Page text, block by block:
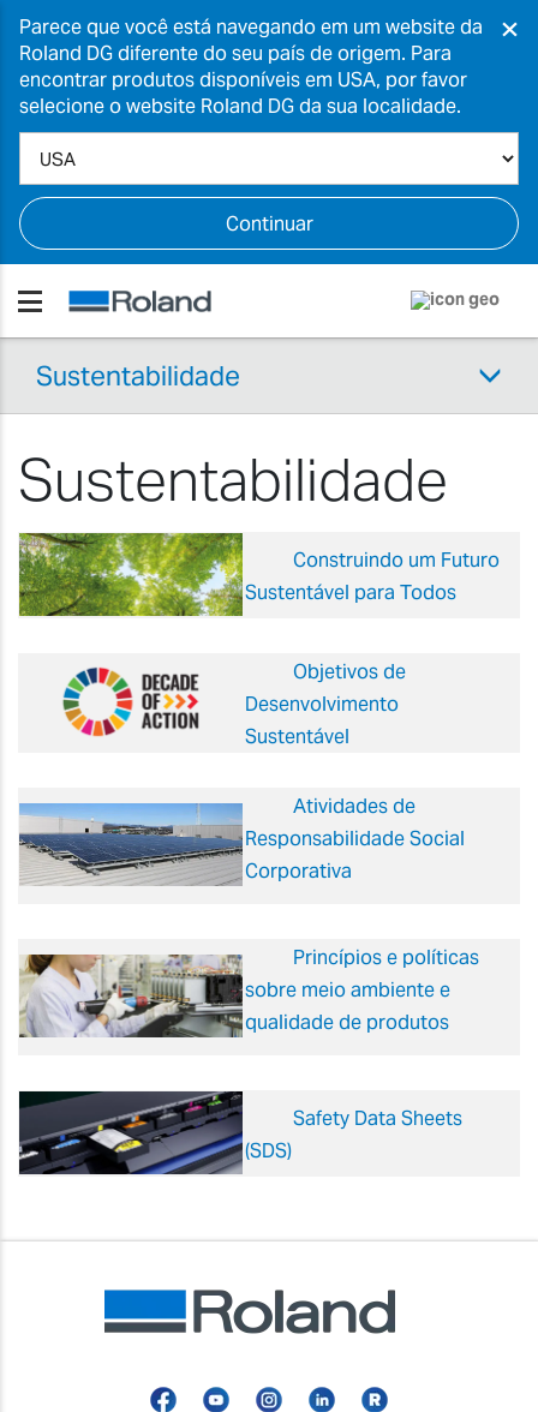
Parece que você está navegando em um website da
Roland DG diferente do seu país de origem. Para
encontrar produtos disponíveis em USA, por favor
selecione o website Roland DG da sua localidade.
Continuar
×
Sustentabilidade
Sustentabilidade
Construindo um Futuro
Sustentável para Todos
Objetivos de
Desenvolvimento
Sustentável
Atividades de
Responsabilidade Social
Corporativa
Princípios e políticas
sobre meio ambiente e
qualidade de produtos
Safety Data Sheets
(SDS)
FacebookYouTubeInstagramLinkedinRoland